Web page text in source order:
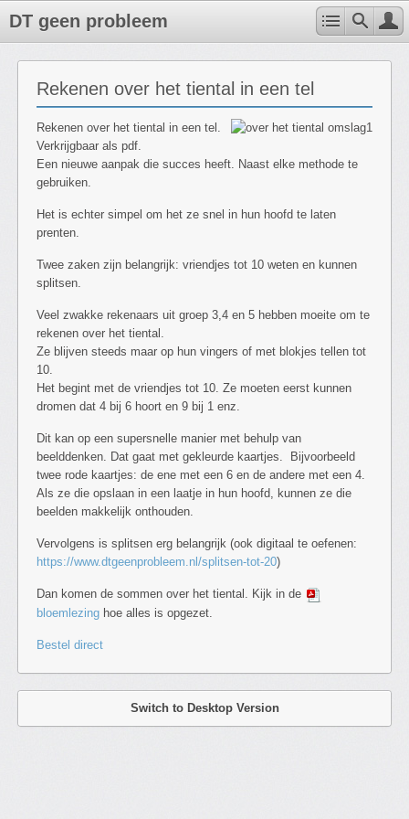
DT geen probleem
Rekenen over het tiental in een tel
Rekenen over het tiental in een tel.
Verkrijgbaar als pdf.
Een nieuwe aanpak die succes heeft. Naast elke methode te
gebruiken.
Het is echter simpel om het ze snel in hun hoofd te laten
prenten.
Twee zaken zijn belangrijk: vriendjes tot 10 weten en kunnen
splitsen.
Veel zwakke rekenaars uit groep 3,4 en 5 hebben moeite om te
rekenen over het tiental.
Ze blijven steeds maar op hun vingers of met blokjes tellen tot
10.
Het begint met de vriendjes tot 10. Ze moeten eerst kunnen
dromen dat 4 bij 6 hoort en 9 bij 1 enz.
Dit kan op een supersnelle manier met behulp van
beelddenken. Dat gaat met gekleurde kaartjes. Bijvoorbeeld
twee rode kaartjes: de ene met een 6 en de andere met een 4.
Als ze die opslaan in een laatje in hun hoofd, kunnen ze die
beelden makkelijk onthouden.
Vervolgens is splitsen erg belangrijk (ook digitaal te oefenen:
https://www.dtgeenprobleem.nl/splitsen-tot-20)
Dan komen de sommen over het tiental. Kijk in de
bloemlezing hoe alles is opgezet.
Bestel direct
Switch to Desktop Version